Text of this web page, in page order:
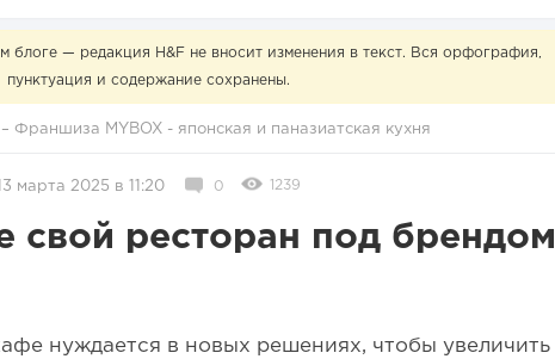
блоге — редакция H&F не вносит изменения в текст. Вся орфография,
пунктуация и содержание сохранены.
– Франшиза MYBOX - японская и паназиатская кухня
13 марта 2025 в 11:20 0 1239
свой ресторан под брендом
нуждается в новых решениях, чтобы увеличить